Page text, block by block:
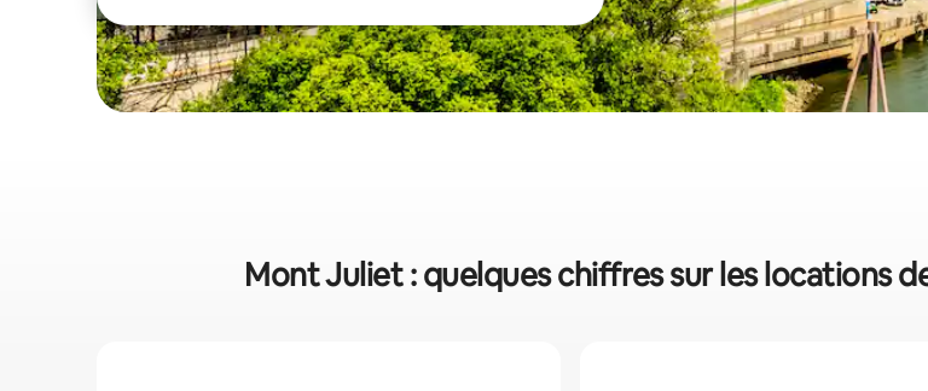
Mont Juliet : quelques chiffres sur les locations